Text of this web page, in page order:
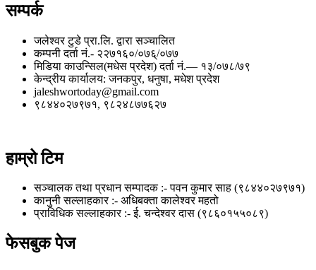
सम्पर्क
जलेश्वर टुडे प्रा.लि. द्वारा सञ्चालित
कम्पनी दर्ता नं.- २२७१६०/०७६्/०७७
मिडिया काउन्सिल(मधेस प्रदेश) दर्ता नं.— १३/०७८/७९
केन्द्रीय कार्यालय: जनकपुर, धनुषा, मधेश प्रदेश
jaleshwortoday@gmail.com
९८४४०२७९७१, ९८२४८७७६२७
हाम्रो टिम
सञ्चालक तथा प्रधान सम्पादक :- पवन कुमार साह (९८४४०२७९७१)
कानुनी सल्लाहकार :- अधिबक्ता कालेश्वर महतो
प्राविधिक सल्लाहकार :- ई. चन्देश्वर दास (९८६०१५५०८९)
फेसबुक पेज